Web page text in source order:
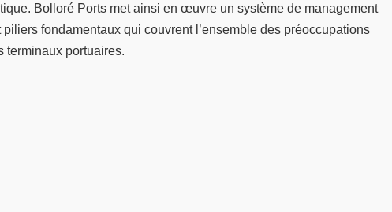
Bolloré Ports met ainsi en œuvre un système de management
fondamentaux qui couvrent l’ensemble des préoccupations
terminaux portuaires.